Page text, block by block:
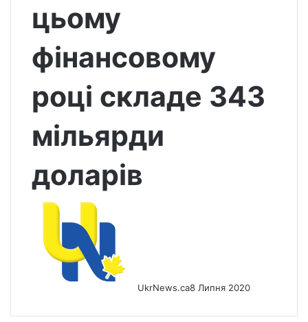
цьому
фінансовому
році складе 343
мільярди
доларів
UkrNews.ca8 Липня 2020